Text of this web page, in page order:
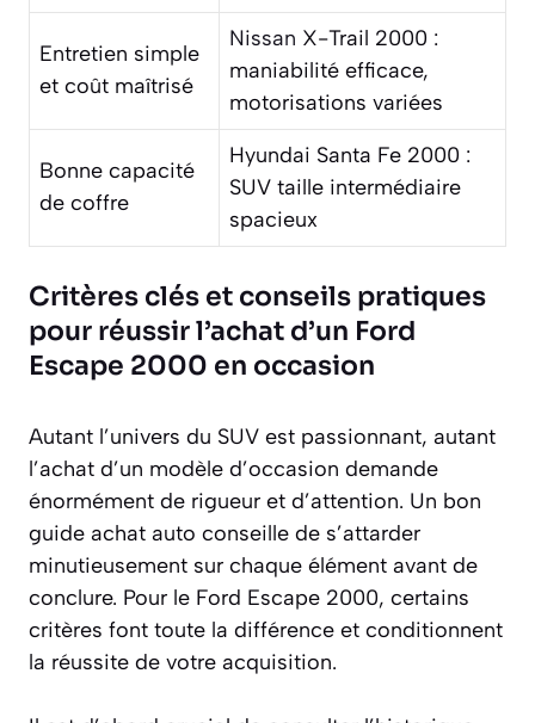
Entretien simple
et coût maîtrisé
Nissan X-Trail 2000 :
maniabilité efficace,
motorisations variées
Bonne capacité
de coffre
Hyundai Santa Fe 2000 :
SUV taille intermédiaire
spacieux
Critères clés et conseils pratiques
pour réussir l’achat d’un Ford
Escape 2000 en occasion
Autant l’univers du SUV est passionnant, autant
l’achat d’un modèle d’occasion demande
énormément de rigueur et d’attention. Un bon
guide achat auto conseille de s’attarder
minutieusement sur chaque élément avant de
conclure. Pour le Ford Escape 2000, certains
critères font toute la différence et conditionnent
la réussite de votre acquisition.